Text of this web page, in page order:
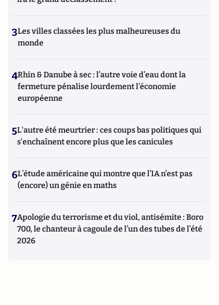
3Les villes classées les plus malheureuses du
monde
4Rhin & Danube à sec : l’autre voie d’eau dont la
fermeture pénalise lourdement l’économie
européenne
5L'autre été meurtrier : ces coups bas politiques qui
s'enchaînent encore plus que les canicules
6L’étude américaine qui montre que l’IA n’est pas
(encore) un génie en maths
7Apologie du terrorisme et du viol, antisémite : Boro
700, le chanteur à cagoule de l’un des tubes de l’été
2026